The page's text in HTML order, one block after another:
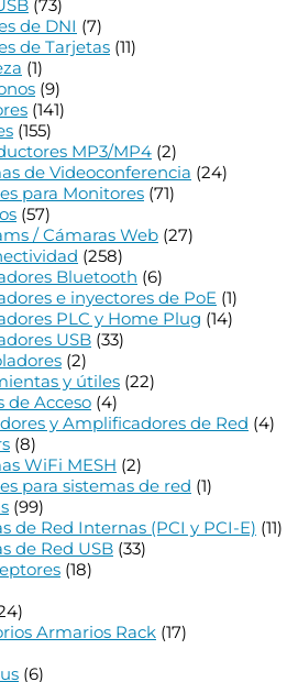
(73)
de DNI (7)
de Tarjetas (11)
(1)
(9)
(141)
(155)
MP3/MP4 (2)
de Videoconferencia (24)
para Monitores (71)
(57)
/ Cámaras Web (27)
(258)
Bluetooth (6)
e inyectores de PoE (1)
PLC y Home Plug (14)
USB (33)
(2)
y útiles (22)
de Acceso (4)
y Amplificadores de Red (4)
(8)
WiFi MESH (2)
para sistemas de red (1)
(99)
de Red Internas (PCI y PCI-E) (11)
de Red USB (33)
(18)
Armarios Rack (17)
(6)